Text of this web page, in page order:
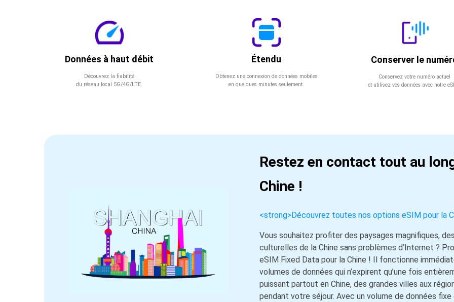
Données à haut débit
Découvrez la fiabilité
du réseau local 5G/4G/LTE.
Étendu
Obtenez une connexion de données mobiles
en quelques minutes seulement.
Conserver le
Conservez votre numéro actuel
et utilisez vos données avec notre
Restez en contact tout au
Chine !
<strong>Découvrez toutes nos options eSIM pour la
Vous souhaitez profiter des paysages magnifiques,
culturelles de la Chine sans problèmes d’Internet ?
eSIM Fixed Data pour la Chine ! Il fonctionne
volumes de données qui n’expirent qu’une fois
puissant partout en Chine, des grandes villes aux
pendant votre séjour. Avec un volume de données fixe